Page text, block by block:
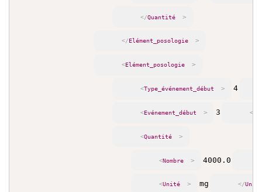
</Quantité >
</ Elément_posologie >
<Elément_posologie >
<Type_événement_début > 4
<Evénement_début > 3 </
<Quantité >
<Nombre > 4000.0
<Unité > mg </Unité